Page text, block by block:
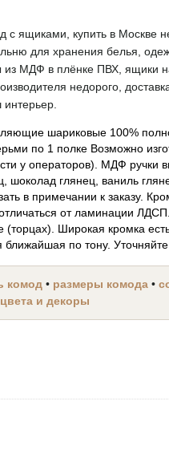
ящиками, купить в Москве
для хранения белья,
МДФ в плёнке ПВХ, ящики
недорого,
шариковые 100%
по 1 полке Возможно
у операторов). МДФ ручки
шоколад глянец, ваниль
в примечании к заказу.
от ламинации
(торцах). Широкая кромка
по тону.
комод • размеры комода •
цвета и декоры